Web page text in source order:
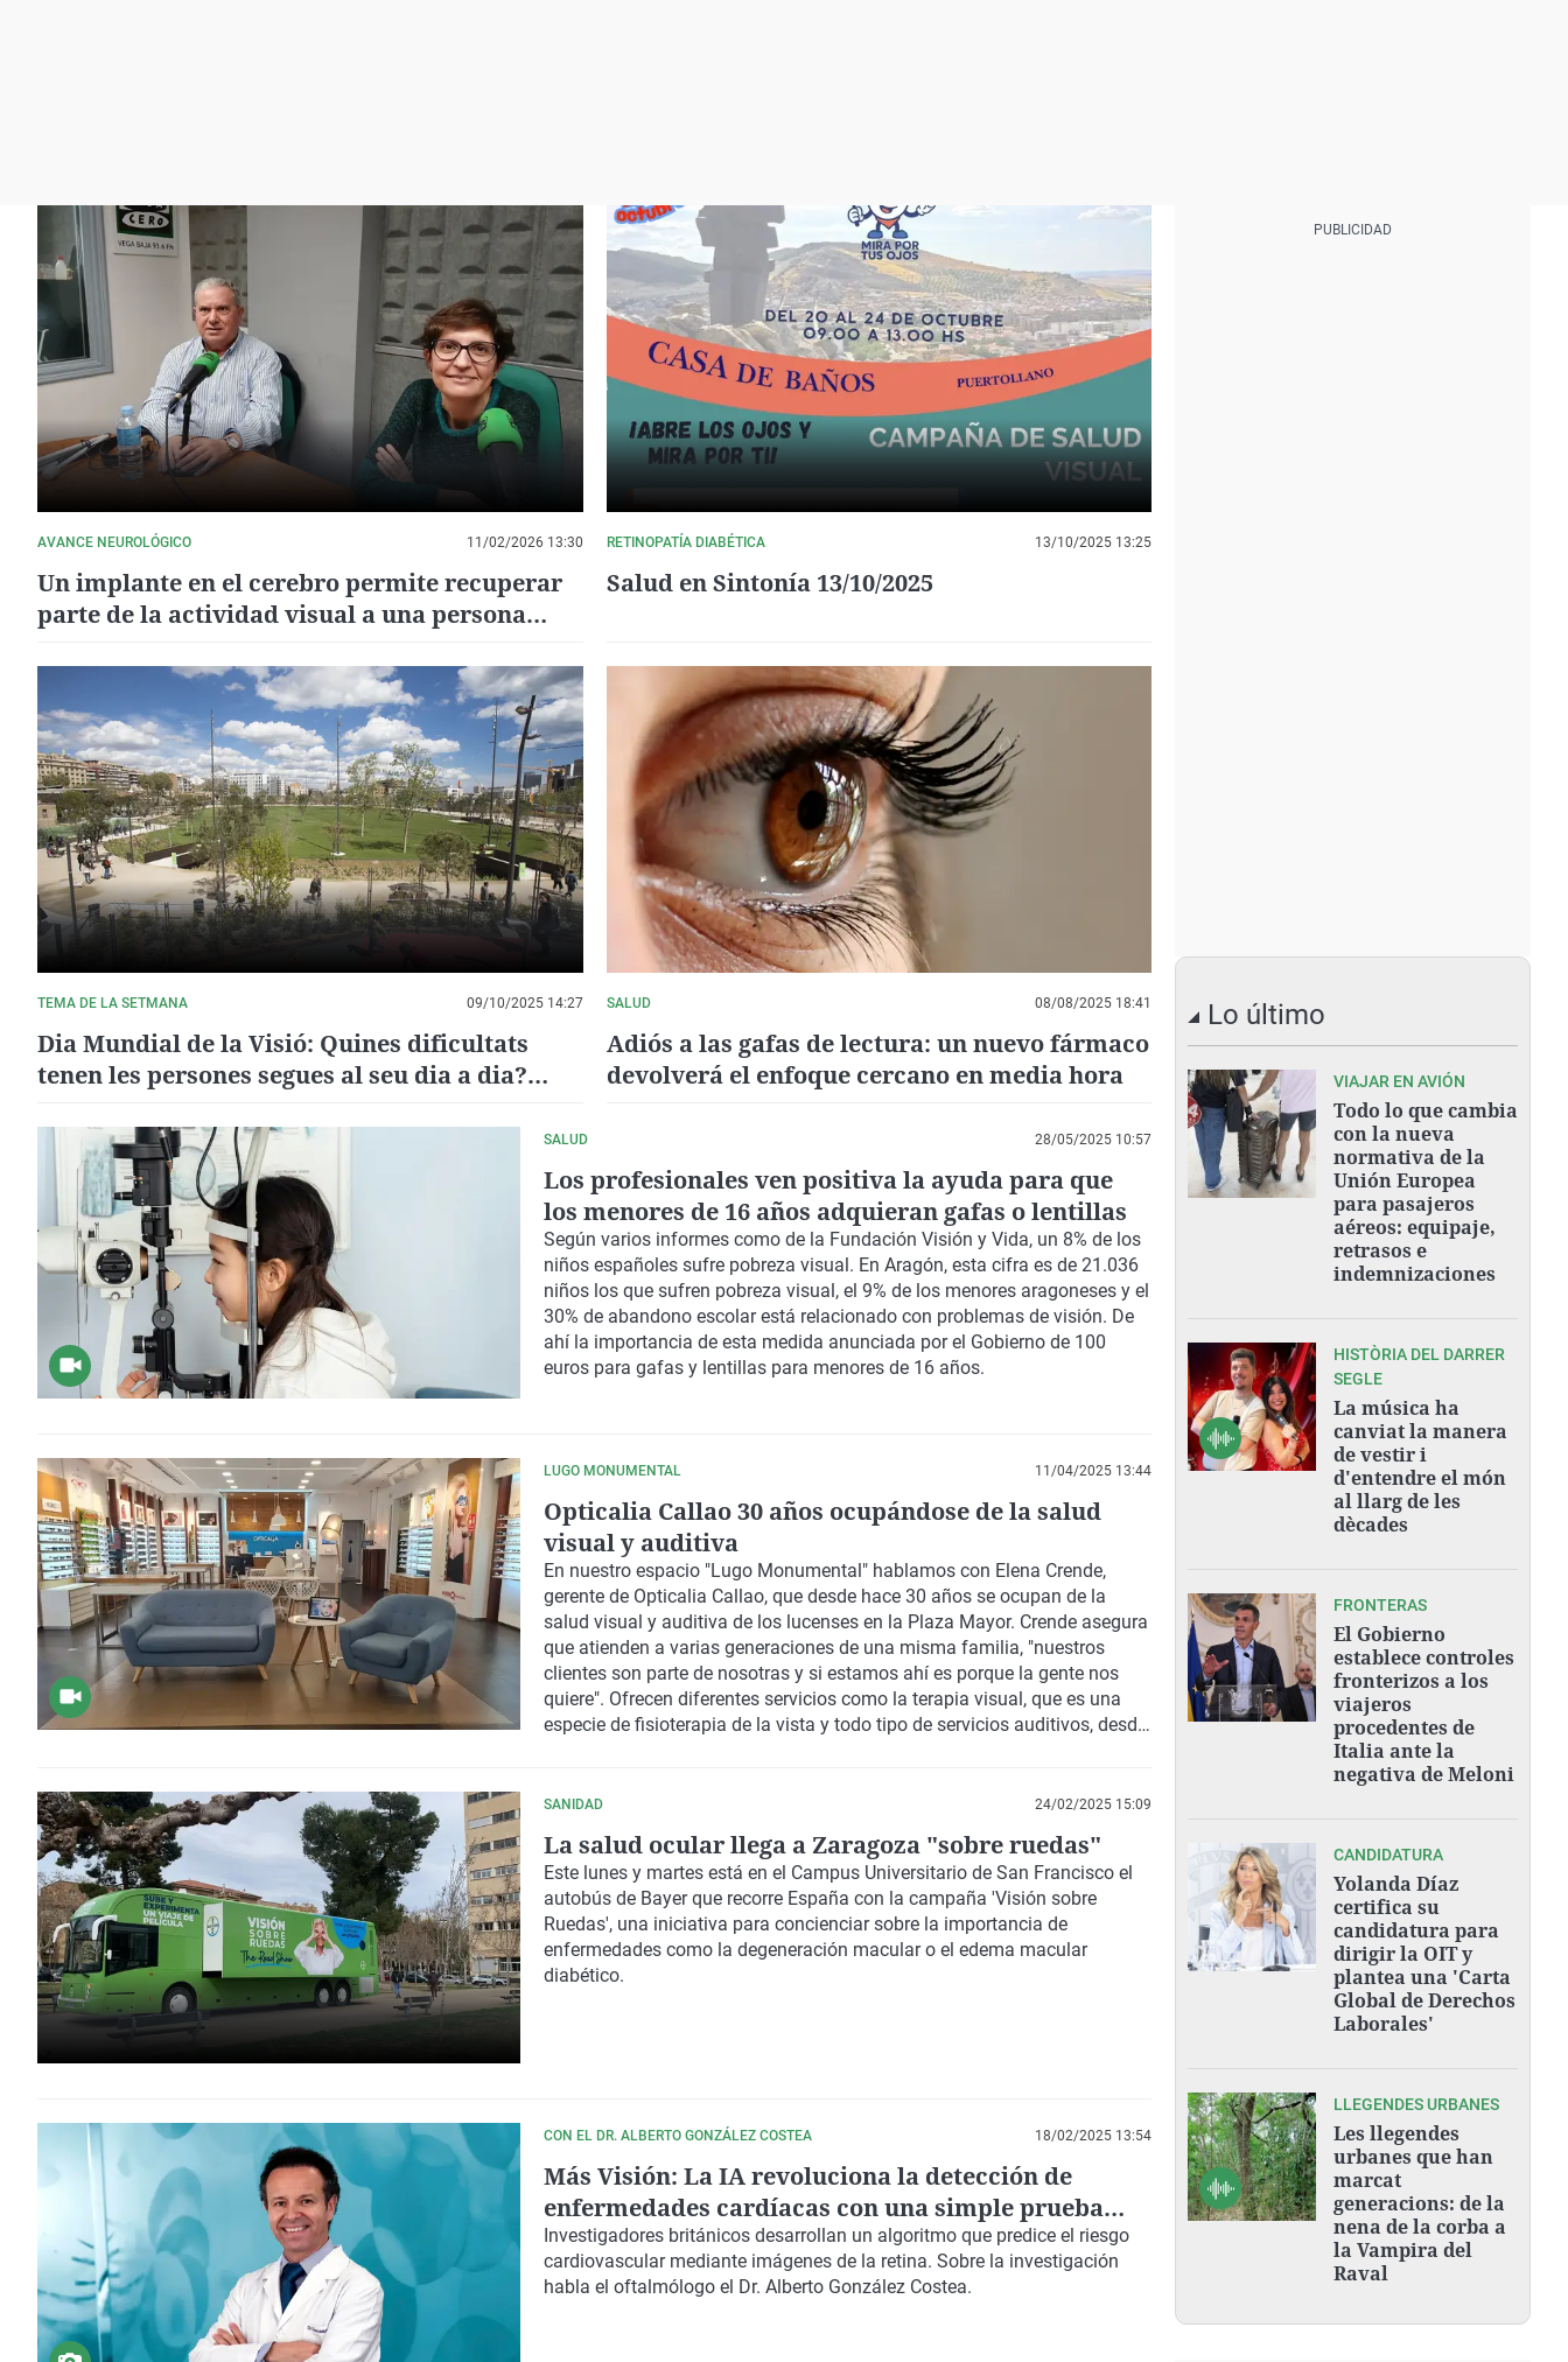
AVANCE NEUROLÓGICO 11/02/2026 13:30
Un implante en el cerebro permite recuperar
parte de la actividad visual a una persona
RETINOPATÍA DIABÉTICA 13/10/2025 13:25
Salud en Sintonía 13/10/2025
TEMA DE LA SETMANA 09/10/2025 14:27
Dia Mundial de la Visió: Quines dificultats
tenen les persones segues al seu dia a dia?
adaptades per a persones cegues
SALUD 08/08/2025 18:41
Adiós a las gafas de lectura: un nuevo fármaco
devolverá el enfoque cercano en media hora
SALUD 28/05/2025 10:57
Los profesionales ven positiva la ayuda para que
los menores de 16 años adquieran gafas o lentillas
Según varios informes como de la Fundación Visión y Vida, un 8% de los
niños españoles sufre pobreza visual. En Aragón, esta cifra es de 21.036
niños los que sufren pobreza visual, el 9% de los menores aragoneses y el
30% de abandono escolar está relacionado con problemas de visión. De
ahí la importancia de esta medida anunciada por el Gobierno de 100
euros para gafas y lentillas para menores de 16 años.
LUGO MONUMENTAL 11/04/2025 13:44
Opticalia Callao 30 años ocupándose de la salud
visual y auditiva
En nuestro espacio "Lugo Monumental" hablamos con Elena Crende,
gerente de Opticalia Callao, que desde hace 30 años se ocupan de la
salud visual y auditiva de los lucenses en la Plaza Mayor. Crende asegura
que atienden a varias generaciones de una misma familia, "nuestros
clientes son parte de nosotras y si estamos ahí es porque la gente nos
quiere". Ofrecen diferentes servicios como la terapia visual, que es una
especie de fisioterapia de la vista y todo tipo de servicios auditivos, desde
SANIDAD 24/02/2025 15:09
La salud ocular llega a Zaragoza "sobre ruedas"
Este lunes y martes está en el Campus Universitario de San Francisco el
autobús de Bayer que recorre España con la campaña 'Visión sobre
Ruedas', una iniciativa para concienciar sobre la importancia de
enfermedades como la degeneración macular o el edema macular
diabético.
CON EL DR. ALBERTO GONZÁLEZ COSTEA 18/02/2025 13:54
Más Visión: La IA revoluciona la detección de
enfermedades cardíacas con una simple prueba
ocular
Investigadores británicos desarrollan un algoritmo que predice el riesgo
cardiovascular mediante imágenes de la retina. Sobre la investigación
habla el oftalmólogo el Dr. Alberto González Costea.
Lo último
VIAJAR EN AVIÓN
Todo lo que cambia
con la nueva
normativa de la
Unión Europea
para pasajeros
aéreos: equipaje,
retrasos e
indemnizaciones
HISTÒRIA DEL DARRER
SEGLE
La música ha
canviat la manera
de vestir i
d'entendre el món
al llarg de les
dècades
FRONTERAS
El Gobierno
establece controles
fronterizos a los
viajeros
procedentes de
Italia ante la
negativa de Meloni
CANDIDATURA
Yolanda Díaz
certifica su
candidatura para
dirigir la OIT y
plantea una 'Carta
Global de Derechos
Laborales'
LLEGENDES URBANES
Les llegendes
urbanes que han
marcat
generacions: de la
nena de la corba a
la Vampira del
Raval